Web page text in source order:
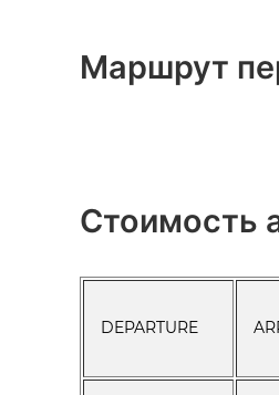
Маршрут
Стоимость
DEPARTURE